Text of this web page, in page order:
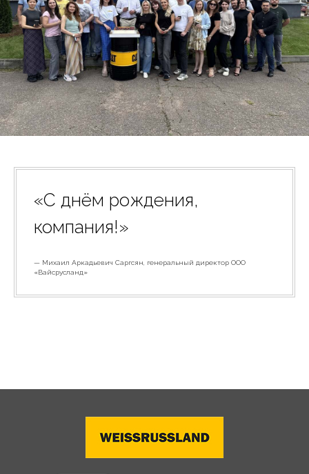
«С днём рождения,
компания!»
— Михаил Аркадьевич Саргсян, генеральный директор ООО
«Вайсрусланд»